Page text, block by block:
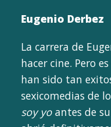
Eugenio Derbez
La carrera de
hacer cine. Pero
han sido tan
sexicomedias de
soy yo antes de